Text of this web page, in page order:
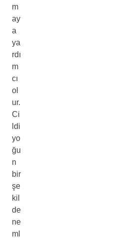
m
ay
a
ya
rdı
m
cı
ol
ur.
Ci
ldi
yo
ğu
n
bir
şe
kil
de
ne
ml